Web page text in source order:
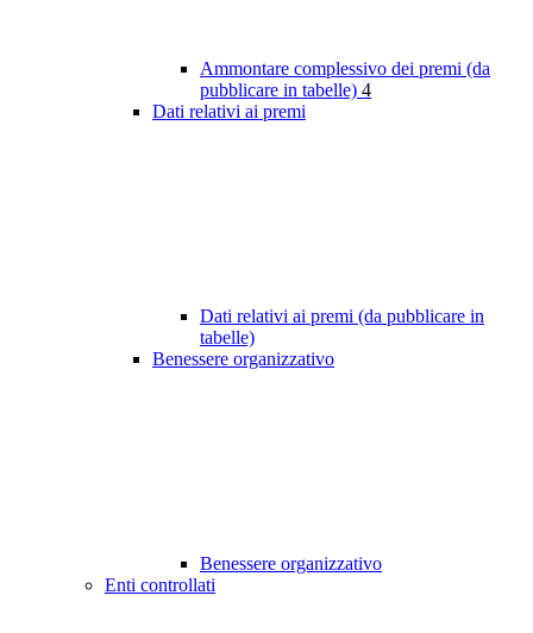
Ammontare complessivo dei premi (da
pubblicare in tabelle) 4
Dati relativi ai premi
Dati relativi ai premi (da pubblicare in
tabelle)
Benessere organizzativo
Benessere organizzativo
Enti controllati